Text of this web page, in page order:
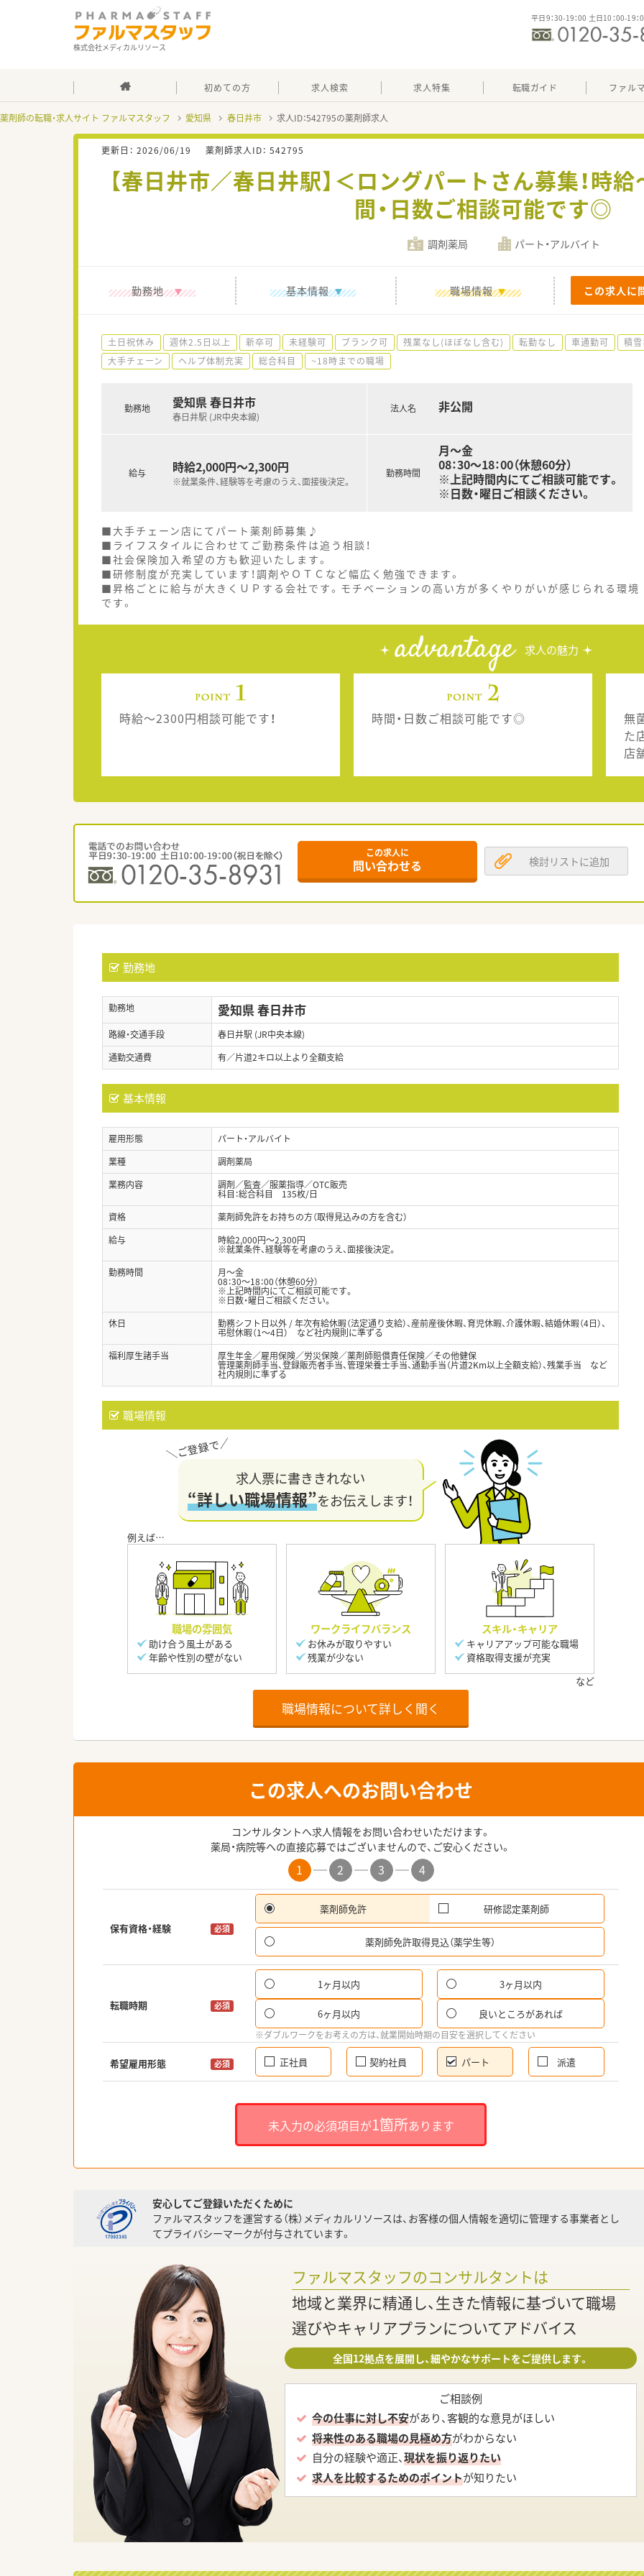
株式会社メディカルリソース
平日9：30-19：00 土日10：00-19：
初めての方 求人検索 求人特集 転職ガイド ファル
薬剤師の転職・求人サイト ファルマスタッフ 愛知県 春日井市 求人ID：542795の薬剤師求人
更新日： 2026/06/19 薬剤師求人ID： 542795
【春日井市／春日井駅】＜ロングパートさん募集！時
間・日数ご相談可能です◎
調剤薬局 パート・アルバイト
勤務地 基本情報 職場情報 この求人に
土日祝休み 週休2.5日以上 新卒可 未経験可 ブランク可 残業なし(ほぼなし含む) 転勤なし 車通勤可 積
大手チェーン
ヘルプ体制充実 総合科目 ~18時までの職場
勤務地 愛知県 春日井市
春日井駅 (JR中央本線)
給与 時給2,000円～2,300円
※就業条件、経験等を考慮のうえ、面接後決定。
法人名 非公開
勤務時間
月～金
08：30～18：00（休憩60分）
※上記時間内にてご相談可能です。
※日数・曜日ご相談ください。
■大手チェーン店にてパート薬剤師募集♪
■ライフスタイルに合わせてご勤務条件は追う相談！
■社会保険加入希望の方も歓迎いたします。
■研修制度が充実しています！調剤やＯＴＣなど幅広く勉強できます。
■昇格ごとに給与が大きくＵＰする会社です。モチベーションの高い方が多くやりがいが感じられる環境
です。
advantage 求人の魅力
時給～2300円相談可能です！ 時間・日数ご相談可能です◎
無
た
店
この求人に
問い合わせる 検討リストに追加
勤務地
勤務地 愛知県 春日井市
路線・交通手段
春日井駅 (JR中央本線)
通勤交通費
有／片道2キロ以上より全額支給
基本情報
雇用形態
パート・アルバイト
業種
調剤薬局
業務内容
調剤／監査／服薬指導／OTC販売
科目：総合科目 135枚/日
資格
薬剤師免許をお持ちの方（取得見込みの方を含む）
給与
時給2,000円～2,300円
※就業条件、経験等を考慮のうえ、面接後決定。
勤務時間
月～金
08：30～18：00（休憩60分）
※上記時間内にてご相談可能です。
※日数・曜日ご相談ください。
休日
勤務シフト日以外 / 年次有給休暇（法定通り支給）、産前産後休暇、育児休暇、介護休暇、結婚休暇（4日）、
弔慰休暇（1～4日） など社内規則に準ずる
福利厚生諸手当
厚生年金／雇用保険／労災保険／薬剤師賠償責任保険／その他健保
管理薬剤師手当、登録販売者手当、管理栄養士手当、通勤手当（片道2Km以上全額支給）、残業手当 など
社内規則に準ずる
職場情報
求人票に書ききれない
“詳しい職場情報”をお伝えします！
職場の雰囲気
助け合う風土がある
年齢や性別の壁がない
ワークライフバランス
お休みが取りやすい
残業が少ない
スキル・キャリア
キャリアアップ可能な職場
資格取得支援が充実
職場情報について詳しく聞く
この求人へのお問い合わせ
コンサルタントへ求人情報をお問い合わせいただけます。
薬局・病院等への直接応募ではございませんので、ご安心ください。
1 2 3 4
保有資格・経験 必須
薬剤師免許 研修認定薬剤師
薬剤師免許取得見込（薬学生等）
転職時期 必須
1ヶ月以内 3ヶ月以内
6ヶ月以内 良いところがあれば
※ダブルワークをお考えの方は、就業開始時期の目安を選択してください
希望雇用形態 必須 正社員 契約社員 パート 派遣
未入力の必須項目が1箇所あります
安心してご登録いただくために
ファルマスタッフを運営する（株）メディカルリソースは、お客様の個人情報を適切に管理する事業者とし
てプライバシーマークが付与されています。
ファルマスタッフのコンサルタントは
地域と業界に精通し、生きた情報に基づいて職場
選びやキャリアプランについてアドバイス
全国12拠点を展開し、細やかなサポートをご提供します。
ご相談例
今の仕事に対し不安があり、客観的な意見がほしい
将来性のある職場の見極め方がわからない
自分の経験や適正、現状を振り返りたい
求人を比較するためのポイントが知りたい